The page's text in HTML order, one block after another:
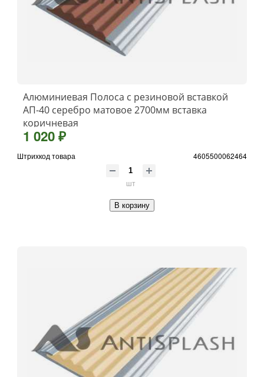
Алюминиевая Полоса с резиновой вставкой
АП-40 серебро матовое 2700мм вставка
коричневая
1 020 ₽
Штрихкод товара 4605500062464
шт
В корзину